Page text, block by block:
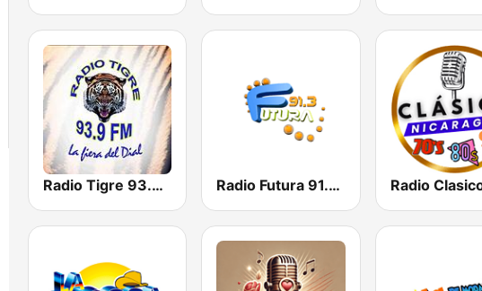
Radio Tigre 93.9 FM Radio Futura 91.3 FM